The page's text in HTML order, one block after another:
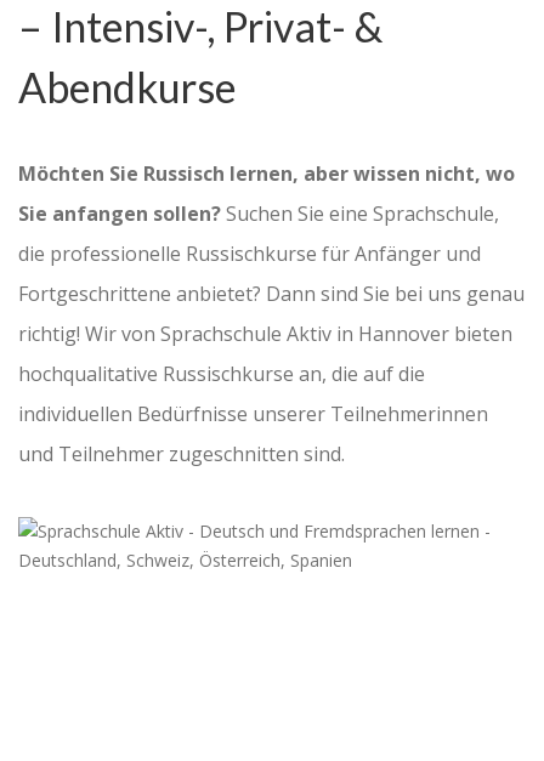
– Intensiv-, Privat- &
Abendkurse
Möchten Sie Russisch lernen, aber wissen nicht, wo
Sie anfangen sollen?Suchen Sie eine Sprachschule,
die professionelle Russischkurse für Anfänger und
Fortgeschrittene anbietet? Dann sind Sie bei uns genau
richtig! Wir von Sprachschule Aktiv in Hannover bieten
hochqualitative Russischkurse an, die auf die
individuellen Bedürfnisse unserer Teilnehmerinnen
und Teilnehmer zugeschnitten sind.